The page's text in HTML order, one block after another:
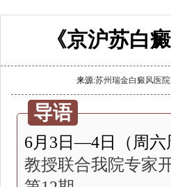
《京沪苏白
来源:苏州瑞金白癜风医院
导语
6月3日—4日（周六
教授联合我院专家